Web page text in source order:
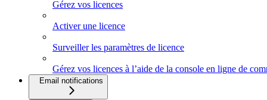
Gérez vos licences
Activer une licence
Surveiller les paramètres de licence
Gérez vos licences à l’aide de la console en ligne de
Email notifications